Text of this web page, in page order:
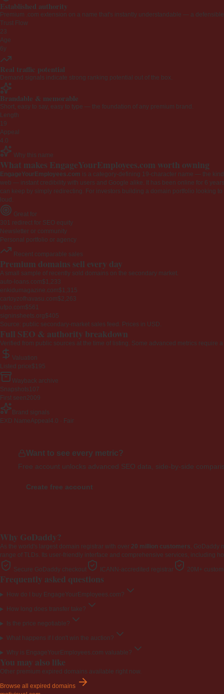
Established authority
Premium .com extension on a name that's instantly understandable — a
Trust Flow
23
Age
6y
Real traffic potential
Demand signals indicate strong ranking potential out of the box.
Brandable & memorable
Short, easy to say, easy to type — the foundation of any premium brand.
Length
19
Appeal
4.0
Why this name
What makes EngageYourEmployees.com worth owning
EngageYourEmployees.com is a category-defining 19-character name — the
web — instant credibility with users and Google alike. It has been online for 6
can keep by simply redirecting. For investors building a domain portfolio looking
loud.
Great for
301 redirect for SEO equity
Newsletter or community
Personal portfolio or agency
Recent comparable sales
Premium domains sell every day
A small sample of recently sold domains on the secondary market.
auto-loans.com$1,233
enkidumagazine.com$1,315
cartoyzofhavasu.com$2,263
ufpo.com$561
signinsheets.org$405
Source: public secondary-market sales feed. Prices in USD.
Full SEO & authority breakdown
Verified from public sources at the time of listing. Some advanced metrics require
Valuation
Listed price$195
Wayback archive
Snapshots 107
First seen2009
Brand signals
EXD NameAppeal 4.0 · Fair
Want to see every metric?
Free account unlocks advanced SEO data, side-by-side
Create free account
Why GoDaddy?
As the world's largest domain registrar with over 20 million customers, GoDaddy
range of TLDs. Its user-friendly interface and comprehensive services, including
Secure GoDaddy checkout ICANN-accredited registrar 20M+
Frequently asked questions
How do I buy EngageYourEmployees.com?
How long does transfer take?
Is the price negotiable?
What happens if I don't win the auction?
Why is EngageYourEmployees.com valuable?
You may also like
Other premium expired domains available right now.
Browse all expired domains